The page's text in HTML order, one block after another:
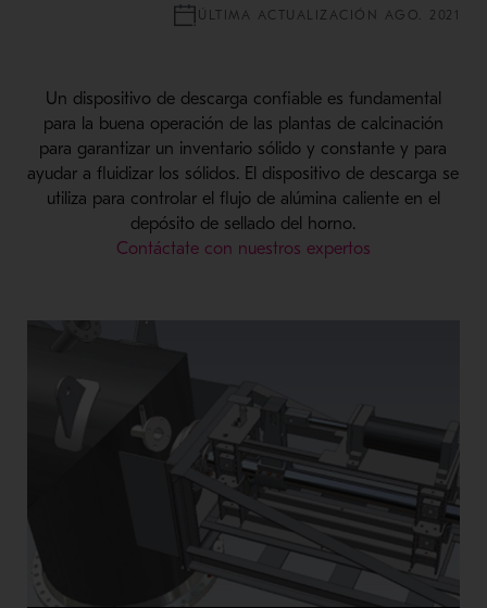
ÚLTIMA ACTUALIZACIÓN AGO. 2021
Un dispositivo de descarga confiable es fundamental
para la buena operación de las plantas de calcinación
para garantizar un inventario sólido y constante y para
ayudar a fluidizar los sólidos. El dispositivo de descarga se
utiliza para controlar el flujo de alúmina caliente en el
depósito de sellado del horno.
Contáctate con nuestros expertos